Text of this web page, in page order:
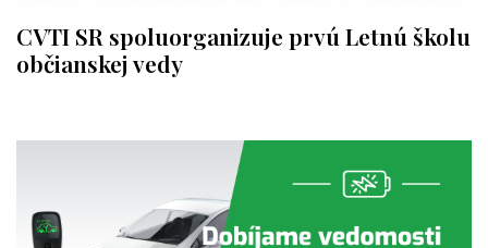
CVTI SR spoluorganizuje prvú Letnú školu
občianskej vedy